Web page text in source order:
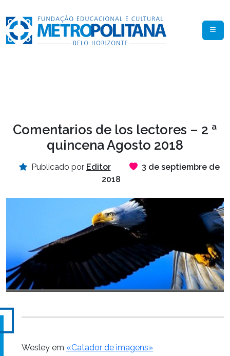
Comentarios de los lectores – 2 ª
quincena Agosto 2018
Publicado por Editor
3 de septiembre de
2018
Wesley em «Catador de imagens»